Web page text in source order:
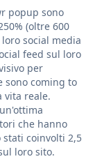
popup sono
(oltre 600
social media
feed sul loro
per
sono coming to
vita reale.
che hanno
coinvolti 2,5
loro sito.